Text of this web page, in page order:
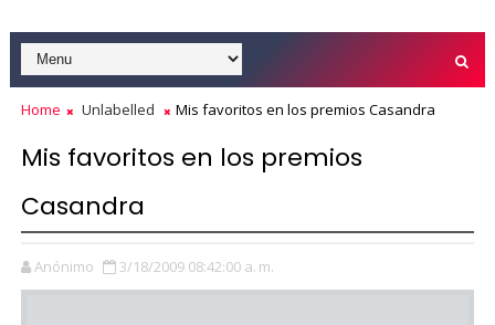
Home Unlabelled Mis favoritos en los premios Casandra
Mis favoritos en los premios
Casandra
Anónimo 3/18/2009 08:42:00 a. m.